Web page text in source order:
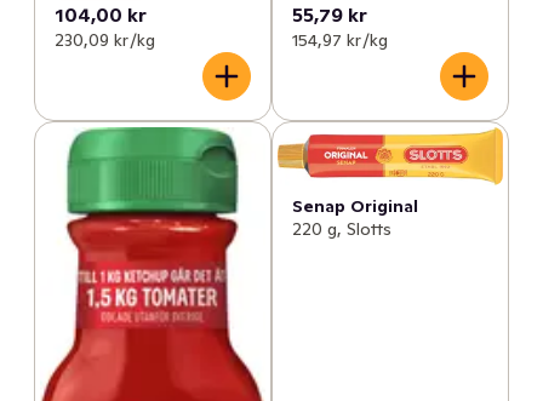
104,00 kr
230,09 kr /kg
55,79 kr
154,97 kr /kg
Senap Original
220 g, Slotts